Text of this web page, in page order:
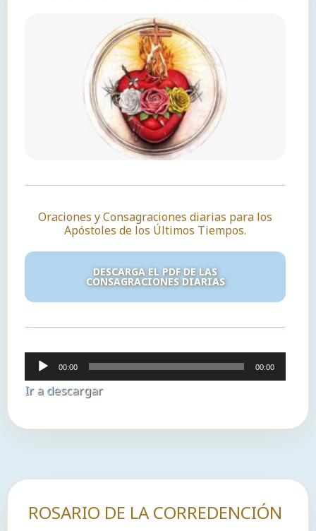
Oraciones y Consagraciones diarias para los
Apóstoles de los Últimos Tiempos.
DESCARGA EL PDF DE LAS
CONSAGRACIONES DIARIAS
Reproductor
de
audio
00:00 00:00
Ir a descargar
ROSARIO DE LA CORREDENCIÓN